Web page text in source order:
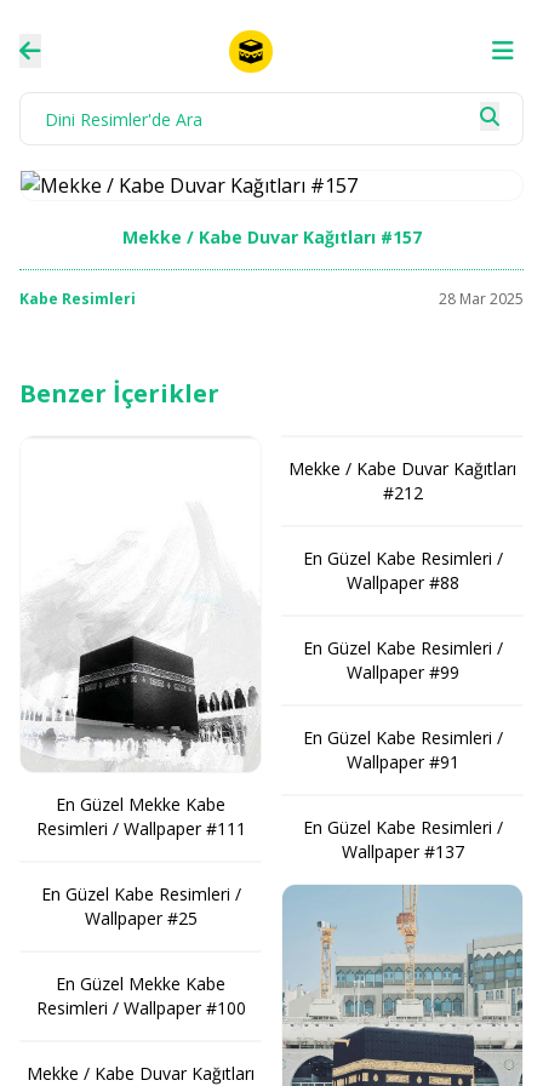
Mekke / Kabe Duvar Kağıtları #157
Kabe Resimleri 28 Mar 2025
Benzer İçerikler
En Güzel Mekke Kabe
Resimleri / Wallpaper #111
En Güzel Kabe Resimleri /
Wallpaper #25
En Güzel Mekke Kabe
Resimleri / Wallpaper #100
Mekke / Kabe Duvar Kağıtları
Mekke / Kabe Duvar Kağıtları
#212
En Güzel Kabe Resimleri /
Wallpaper #88
En Güzel Kabe Resimleri /
Wallpaper #99
En Güzel Kabe Resimleri /
Wallpaper #91
En Güzel Kabe Resimleri /
Wallpaper #137